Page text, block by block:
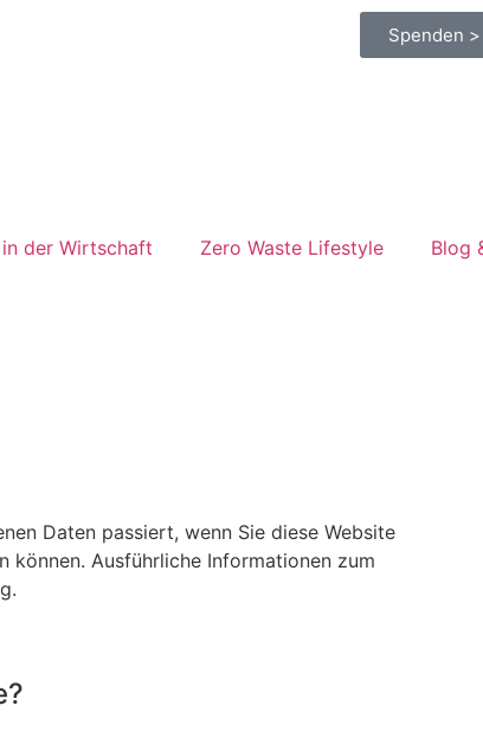
Spenden >
der Wirtschaft Zero Waste Lifestyle Blog
Daten passiert, wenn Sie diese Website
können. Ausführliche Informationen zum